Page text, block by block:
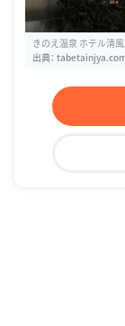
きのえ温泉 ホテル清
出典：